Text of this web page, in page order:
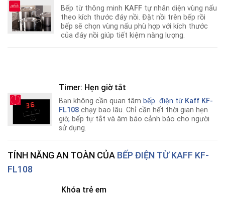
Bếp từ thông minh KAFF tự nhân diện vùng nấu
theo kích thước đáy nồi. Đặt nồi trên bếp rồi
bếp sẽ chọn vùng nấu phù hợp với kích thước
của đáy nồi giúp tiết kiệm năng lượng.
Timer: Hẹn giờ tắt
Bạn không cần quan tâm bếp điện từ Kaff KF-
FL108 chạy bao lâu. Chỉ cần hết thời gian hẹn
giờ, bếp tự tắt và âm báo cảnh báo cho người
sử dụng.
TÍNH NĂNG AN TOÀN CỦA BẾP ĐIỆN TỪ KAFF KF-
FL108
Khóa trẻ em